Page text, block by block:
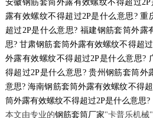
安徽钢筋套筒外露有效螺纹不得超过2P
露有效螺纹不得超过2P是什么意思? 重
超过2P是什么意思? 福建钢筋套筒外露
思? 甘肃钢筋套筒外露有效螺纹不得超
外露有效螺纹不得超过2P是什么意思?
得超过2P是什么意思? 贵州钢筋套筒外
意思? 海南钢筋套筒外露有效螺纹不得
筒外露有效螺纹不得超过2P是什么意思?
本文由专业的钢筋套筒厂家"卡普乐机械